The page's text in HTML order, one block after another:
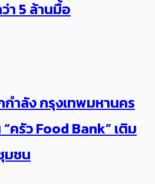
า 5 ล้านมื้อ
ำลัง กรุงเทพมหานคร
รัว Food Bank” เติม
มชน